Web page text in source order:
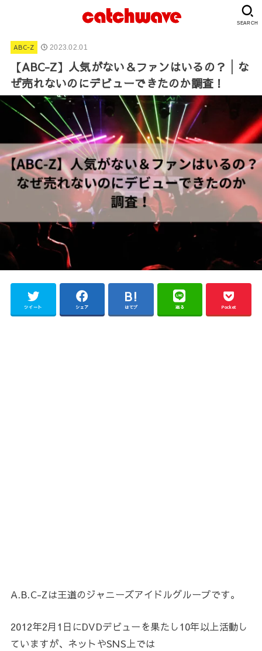
SEARCH
ABC-Z 2023.02.01
【ABC-Z】人気がない＆ファンはいるの？│な
ぜ売れないのにデビューできたのか調査！
ツイート シェア はてブ 送る Pocket
A.B.C-Zは王道のジャニーズアイドルグループです。
2012年2月1日にDVDデビューを果たし10年以上活動し
ていますが、ネットやSNS上では